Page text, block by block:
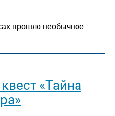
прошло необычное
«Тайна